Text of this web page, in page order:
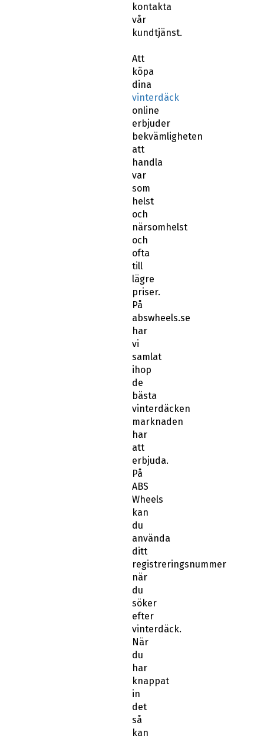
kontakta
vår
kundtjänst.
Att
köpa
dina
vinterdäck
online
erbjuder
bekvämligheten
att
handla
var
som
helst
och
närsomhelst
och
ofta
till
lägre
priser.
På
abswheels.se
har
vi
samlat
ihop
de
bästa
vinterdäcken
marknaden
har
att
erbjuda.
På
ABS
Wheels
kan
du
använda
ditt
registreringsnummer
när
du
söker
efter
vinterdäck.
När
du
har
knappat
in
det
så
kan